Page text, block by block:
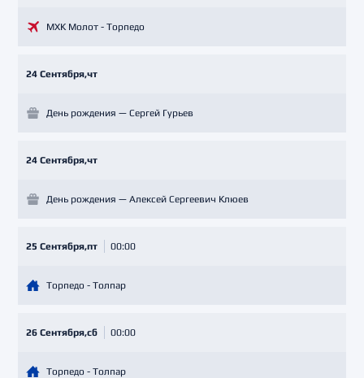
МХК Молот - Торпедо
24 Сентября,чт
День рождения — Сергей Гурьев
24 Сентября,чт
День рождения — Алексей Сергеевич Клюев
25 Сентября,пт 00:00
Торпедо - Толпар
26 Сентября,сб 00:00
Торпедо - Толпар